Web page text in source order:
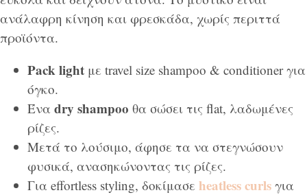
ανάλαφρη κίνηση και φρεσκάδα, χωρίς περιττά
προϊόντα.
Pack light με travel size shampoo & conditioner για
όγκο.
Ένα dry shampoo θα σώσει τις flat, λαδωμένες
ρίζες.
Μετά το λούσιμο, άφησε τα να στεγνώσουν
φυσικά, ανασηκώνοντας τις ρίζες.
Για effortless styling, δοκίμασε heatless curls για